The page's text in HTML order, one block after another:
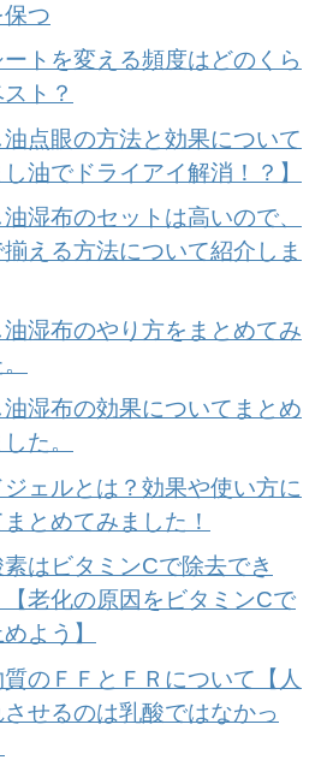
つ
トを変える頻度はどのくら
ト？
点眼の方法と効果について
し油でドライアイ解消！？】
湿布のセットは高いので、
揃える方法について紹介しま
油湿布のやり方をまとめてみ
油湿布の効果についてまとめ
た。
ェルとは？効果や使い方に
とめてみました！
はビタミンCで除去でき
【老化の原因をビタミンCで
よう】
のＦＦとＦＲについて【人
させるのは乳酸ではなかっ